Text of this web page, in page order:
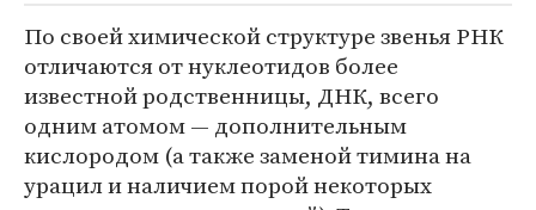
По своей химической структуре звенья РНК
отличаются от нуклеотидов более
известной родственницы, ДНК, всего
одним атомом — дополнительным
кислородом (а также заменой тимина на
урацил и наличием порой некоторых